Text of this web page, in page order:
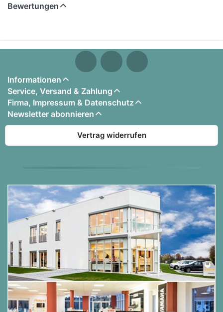
3. Mutiny
6. South Of Heaven's Chanting Mermaids
7. Palm Tree Escape
9. Angry And Dead Again
10. End Credits
Bewertungen
Informationen
Service, Versand & Zahlung
Firma, Impressum & Datenschutz
Newsletter abonnieren
Vertrag widerrufen